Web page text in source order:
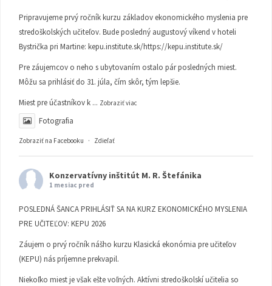
Pripravujeme prvý ročník kurzu základov ekonomického myslenia pre
stredoškolských učiteľov. Bude posledný augustový víkend v hoteli
Bystrička pri Martine: kepu.institute.sk/https://kepu.institute.sk/
Pre záujemcov o neho s ubytovaním ostalo pár posledných miest.
Môžu sa prihlásiť do 31. júla, čím skôr, tým lepšie.
Miest pre účastníkov k ... Zobraziť viac
Fotografia
Zobraziť na Facebooku · Zdieľať
Konzervatívny inštitút M. R. Štefánika
1 mesiac pred
POSLEDNÁ ŠANCA PRIHLÁSIŤ SA NA KURZ EKONOMICKÉHO MYSLENIA
PRE UČITEĽOV: KEPU 2026
Záujem o prvý ročník nášho kurzu Klasická ekonómia pre učiteľov
(KEPU) nás príjemne prekvapil.
Niekoľko miest je však ešte voľných. Aktívni stredoškolskí učitelia so